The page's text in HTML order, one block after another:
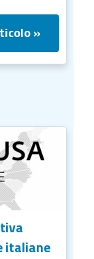
»
italiane